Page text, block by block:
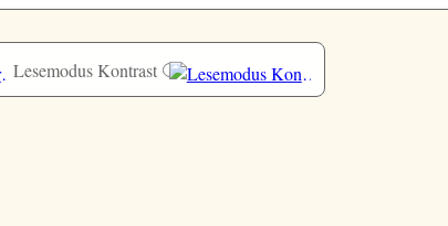
Lesemodus Kontrast